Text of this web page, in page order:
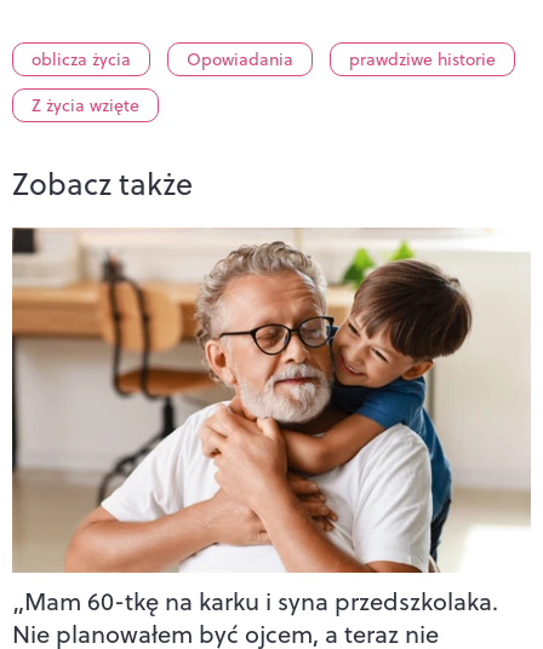
oblicza życia Opowiadania
prawdziwe historie
Z życia wzięte
Zobacz także
„Mam 60-tkę na karku i syna przedszkolaka.
Nie planowałem być ojcem, a teraz nie